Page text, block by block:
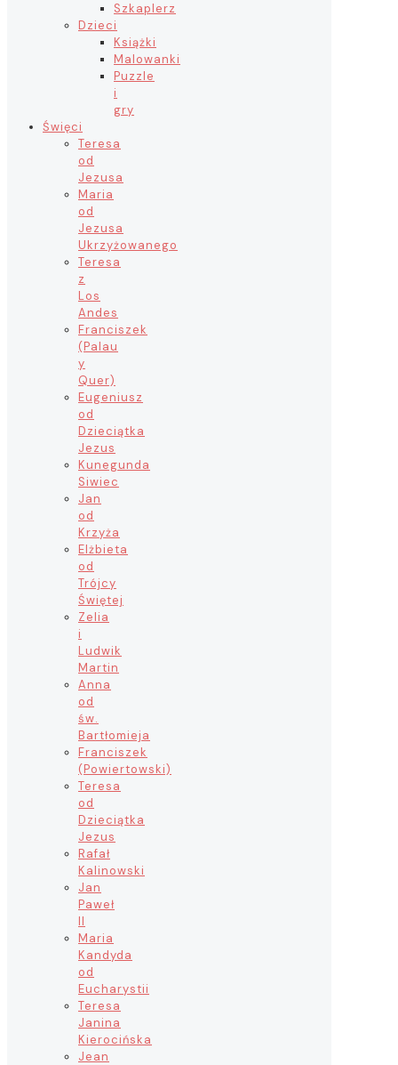
Szkaplerz
Dzieci
Książki
Malowanki
Puzzle
i
gry
Święci
Teresa
od
Jezusa
Maria
od
Jezusa
Ukrzyżowanego
Teresa
z
Los
Andes
Franciszek
(Palau
y
Quer)
Eugeniusz
od
Dzieciątka
Jezus
Kunegunda
Siwiec
Jan
od
Krzyża
Elżbieta
od
Trójcy
Świętej
Zelia
i
Ludwik
Martin
Anna
od
św.
Bartłomieja
Franciszek
(Powiertowski)
Teresa
od
Dzieciątka
Jezus
Rafał
Kalinowski
Jan
Paweł
II
Maria
Kandyda
od
Eucharystii
Teresa
Janina
Kierocińska
Jean